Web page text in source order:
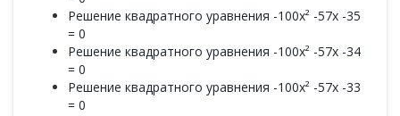
Решение квадратного уравнения -100x² -57x -35
= 0
Решение квадратного уравнения -100x² -57x -34
= 0
Решение квадратного уравнения -100x² -57x -33
= 0